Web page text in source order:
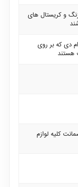
و کریستال های
دی که بر روی
هستند
و 2 سال ضمانت کلیه لوازم